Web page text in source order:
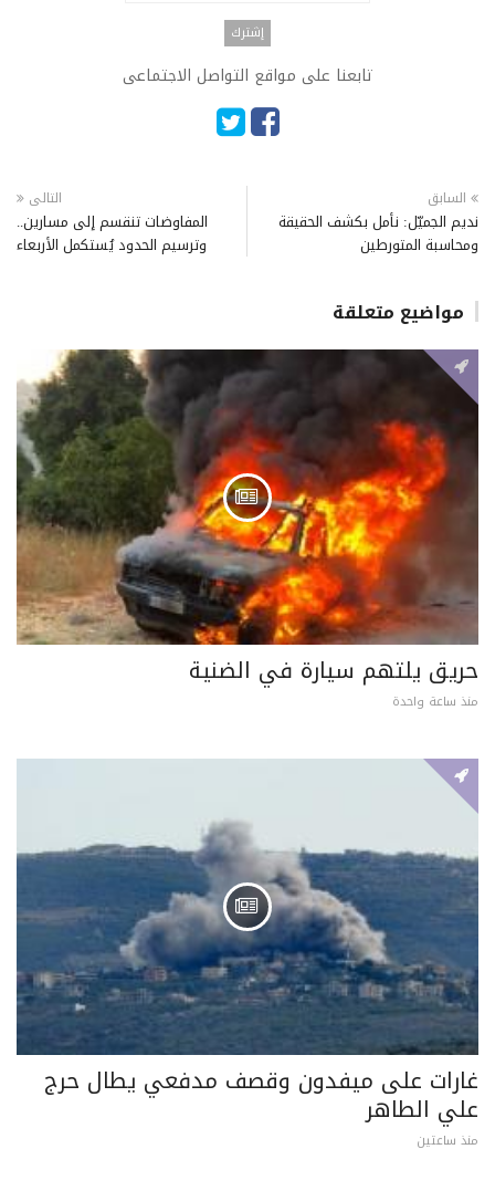
تابعنا على مواقع التواصل الاجتماعى
السابق
نديم الجميّل: نأمل بكشف الحقيقة
ومحاسبة المتورطين
التالى
المفاوضات تنقسم إلى مسارين..
وترسيم الحدود يُستكمل الأربعاء
مواضيع متعلقة
حريق يلتهم سيارة في الضنية
منذ ساعة واحدة
غارات على ميفدون وقصف مدفعي يطال حرج
علي الطاهر
منذ ساعتين